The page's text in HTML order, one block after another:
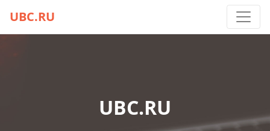
UBC.RU
UBC.RU